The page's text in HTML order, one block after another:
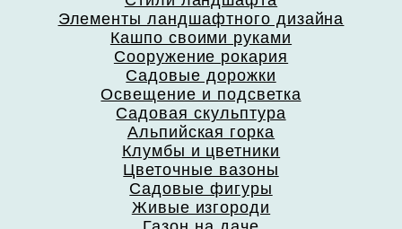
Элементы ландшафтного дизайна
Кашпо своими руками
Сооружение рокария
Садовые дорожки
Освещение и подсветка
Садовая скульптура
Альпийская горка
Клумбы и цветники
Цветочные вазоны
Садовые фигуры
Живые изгороди